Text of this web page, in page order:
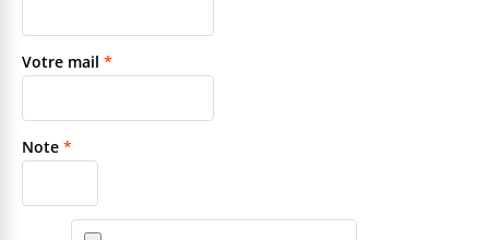
Votre mail *
Note *